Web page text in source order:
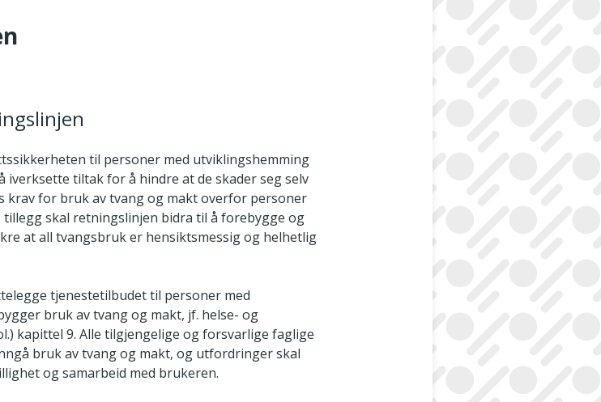
til personer med utviklingshemming
iverksette tiltak for å hindre at de skader seg selv
krav for bruk av tvang og makt overfor personer
skal retningslinjen bidra til å forebygge og
at all tvangsbruk er hensiktsmessig og helhetlig
tjenestetilbudet til personer med
bruk av tvang og makt, jf. helse- og
kapittel 9. Alle tilgjengelige og forsvarlige faglige
bruk av tvang og makt, og utfordringer skal
og samarbeid med brukeren.